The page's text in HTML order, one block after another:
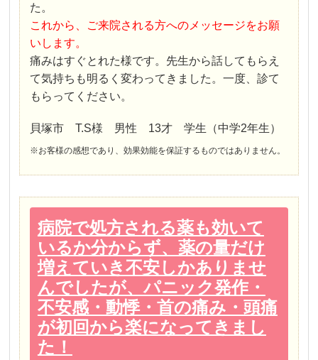
た。
これから、ご来院される方へのメッセージをお願
いします。
痛みはすぐとれた様です。先生から話してもらえ
て気持ちも明るく変わってきました。一度、診て
もらってください。
貝塚市 T.S様 男性 13才 学生（中学2年生）
※お客様の感想であり、効果効能を保証するものではありません。
病院で処方される薬も効いて
いるか分からず、薬の量だけ
増えていき不安しかありませ
んでしたが、パニック発作・
不安感・動悸・首の痛み・頭痛
が初回から楽になってきまし
た！